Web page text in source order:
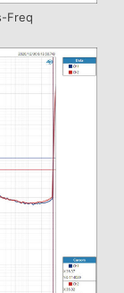
Freq